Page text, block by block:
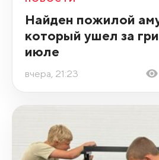
Найден пожилой
который ушел за
июле
вчера, 21:23